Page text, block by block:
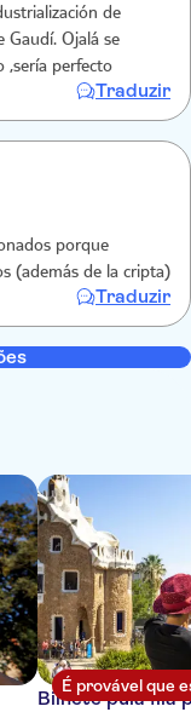
de
Gaudí. Ojalá se
,sería perfecto
Traduzir
porque
(además de la cripta)
Traduzir
É provável que
Bilhete pula fila